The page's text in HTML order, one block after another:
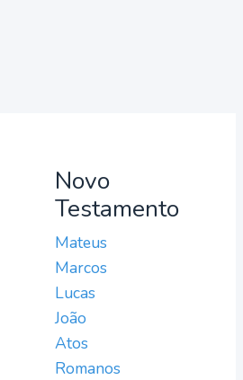
Novo
Testamento
Mateus
Marcos
Lucas
João
Atos
Romanos